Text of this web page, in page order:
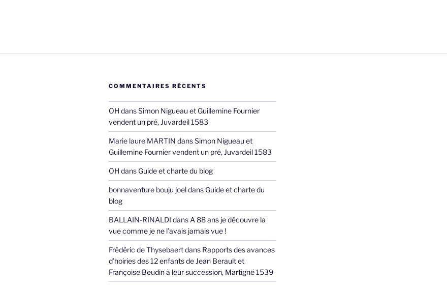
COMMENTAIRES RÉCENTS
OH dansSimon Nigueau et Guillemine Fournier
vendent un pré, Juvardeil 1583
Marie laure MARTIN dansSimon Nigueau et
Guillemine Fournier vendent un pré, Juvardeil 1583
OH dans Guide et charte du blog
bonnaventure bouju joeldans Guide et charte du
blog
BALLAIN-RINALDI dans A 88 ans je découvre la
vue comme je ne l’avais jamais vue !
Frédéric de Thysebaertdans Rapports des avances
d’hoiries des 12 enfants de Jean Berault et
Françoise Beudin à leur succession, Martigné 1539